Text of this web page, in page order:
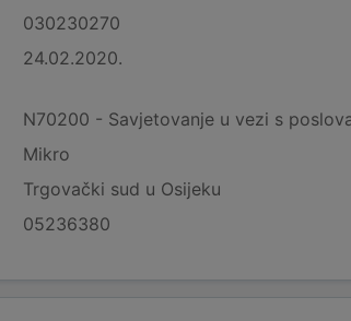
030230270
24.02.2020.
N70200 - Savjetovanje u vezi s
Mikro
Trgovački sud u Osijeku
05236380